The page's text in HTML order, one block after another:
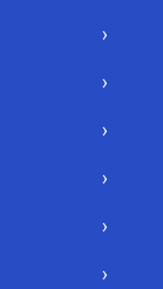
›
›
›
›
›
›